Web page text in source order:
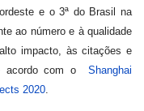
e o 3ª do Brasil na
ao número e à qualidade
impacto, às citações e
acordo com o Shanghai
2020.